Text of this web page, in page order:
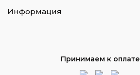
Информация
Принимаем к оплате